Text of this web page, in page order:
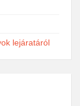
lejáratáról